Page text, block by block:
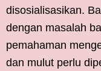
disosialisasikan.
dengan masalah
pemahaman
dan mulut perlu